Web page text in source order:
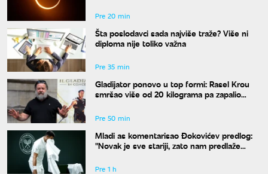
Pre 20 min
Šta poslodavci sada najviše traže? Više ni
diploma nije toliko važna
Pre 35 min
Gladijator ponovo u top formi: Rasel Krou
smršao više od 20 kilograma pa zapalio
Pre 50 min
Mladi as komentarisao Đokovićev predlog:
"Novak je sve stariji, zato nam predlaže
Pre 1 h